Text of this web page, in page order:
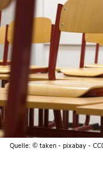
Quelle: © taken - pixabay -